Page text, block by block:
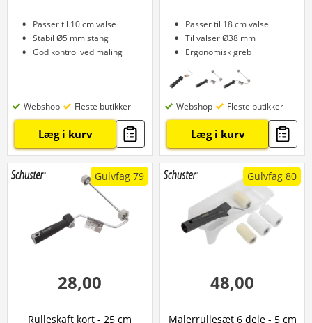
Passer til 10 cm valse
Stabil Ø5 mm stang
God kontrol ved maling
Webshop Fleste butikker
Læg i kurv
Passer til 18 cm valse
Til valser Ø38 mm
Ergonomisk greb
Webshop Fleste butikker
Læg i kurv
Gulvfag 79
28,00
Rulleskaft kort - 25 cm
Gulvfag 80
48,00
Malerrullesæt 6 dele - 5 cm